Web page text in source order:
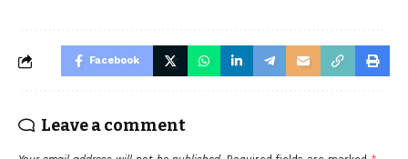
Facebook
Leave a comment